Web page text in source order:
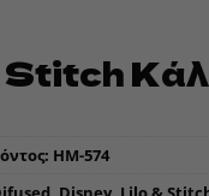
Stitch
HM-574